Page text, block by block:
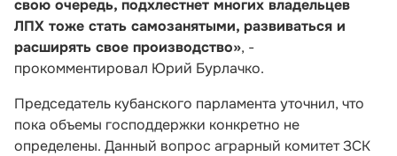
свою очередь, подхлестнет многих владельцев
ЛПХ тоже стать самозанятыми, развиваться и
расширять свое производство», -
прокомментировал Юрий Бурлачко.
Председатель кубанского парламента уточнил, что
пока объемы господдержки конкретно не
определены. Данный вопрос аграрный комитет ЗСК